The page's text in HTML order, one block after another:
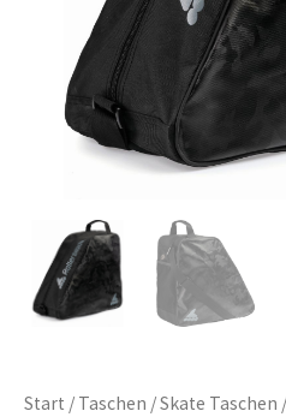
Start / Taschen /Skate Taschen